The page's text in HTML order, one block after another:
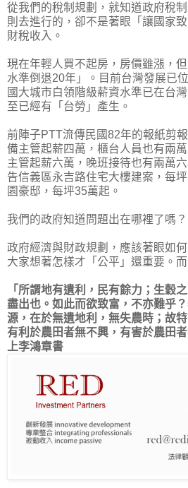
從我們的稅制規劃，就知道政府稅
則去進行的，卻不是著眼「讓國家
財稅收入。
現在年輕人買不起房，房價雖漲，
水準倒退20年」。目前台灣發展已
國大城市白領階級薪資水準已在台
至已經有「台勞」產生。
前陣子PTT流傳民國82年的報紙剪
備主管起薪四萬，櫃台人員也有兩
主管起薪六萬，晚班接待也有兩萬
告信義區永吉路住宅大樓建案，每
園豪邸，每坪35萬起。
我們的政府知道問題出在哪裡了嗎？
政府經濟與財政規劃，應該著眼如
大家想著怎樣才「公平」還重要。
「所謂地有遺利，民有餘力；生穀
盡出也。如此而欲致富，不亦難乎
源，在於無遺地利，無失農時；故
有利於農田者無不興，有害於農田
上李鴻章書